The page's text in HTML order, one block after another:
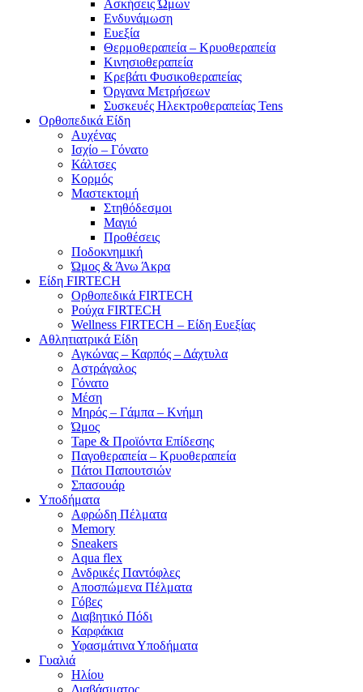
Ασκήσεις Ώμων
Ενδυνάμωση
Ευεξία
Θερμοθεραπεία – Κρυοθεραπεία
Κινησιοθεραπεία
Κρεβάτι Φυσικοθεραπείας
Όργανα Μετρήσεων
Συσκευές Ηλεκτροθεραπείας Tens
Ορθοπεδικά Είδη
Αυχένας
Ισχίο – Γόνατο
Κάλτσες
Κορμός
Μαστεκτομή
Στηθόδεσμοι
Μαγιό
Προθέσεις
Ποδοκνημική
Ώμος & Άνω Άκρα
Είδη FIRTECH
Ορθοπεδικά FIRTECH
Ρούχα FIRTECH
Wellness FIRTECH – Είδη Ευεξίας
Αθλητιατρικά Είδη
Αγκώνας – Καρπός – Δάχτυλα
Αστράγαλος
Γόνατο
Μέση
Μηρός – Γάμπα – Κνήμη
Ώμος
Tape & Προϊόντα Επίδεσης
Παγοθεραπεία – Κρυοθεραπεία
Πάτοι Παπουτσιών
Σπασουάρ
Υποδήματα
Αφρώδη Πέλματα
Memory
Sneakers
Aqua flex
Ανδρικές Παντόφλες
Αποσπώμενα Πέλματα
Γόβες
Διαβητικό Πόδι
Καρφάκια
Υφασμάτινα Υποδήματα
Γυαλιά
Ηλίου
Διαβάσματος